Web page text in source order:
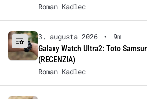
Roman Kadlec
3. augusta 2026 •
9m
Galaxy Watch Ultra2: Toto
(RECENZIA)
Roman Kadlec